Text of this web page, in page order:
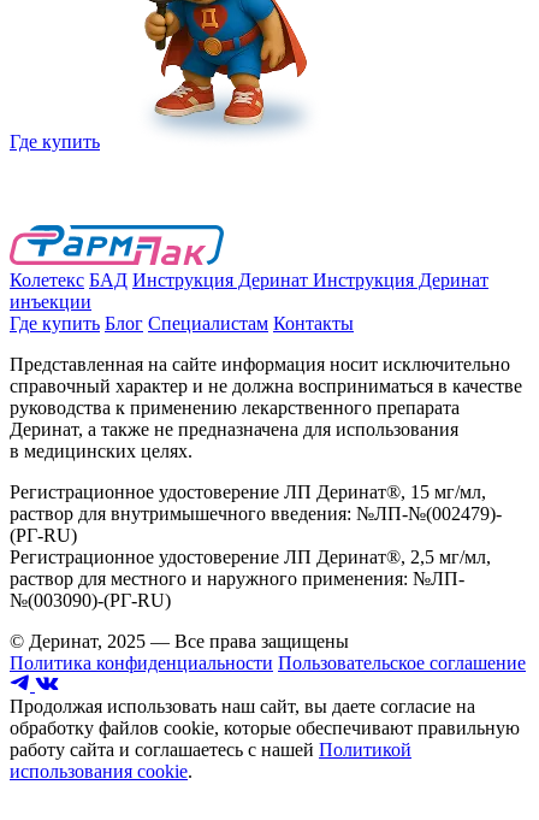
Где купить
Колетекс БАД Инструкция Деринат Инструкция Деринат
инъекции
Где купить Блог Специалистам Контакты
Представленная на сайте информация носит исключительно
справочный характер и не должна восприниматься в качестве
руководства к применению лекарственного препарата
Деринат, а также не предназначена для использования
в медицинских целях.
Регистрационное удостоверение ЛП Деринат®, 15 мг/мл,
раствор для внутримышечного введения: №ЛП-№(002479)-
(РГ-RU)
Регистрационное удостоверение ЛП Деринат®, 2,5 мг/мл,
раствор для местного и наружного применения: №ЛП-
№(003090)-(РГ-RU)
© Деринат, 2025 — Все права защищены
Политика конфиденциальности Пользовательское соглашение
Продолжая использовать наш сайт, вы даете согласие на
обработку файлов cookie, которые обеспечивают правильную
работу сайта и соглашаетесь с нашей Политикой
использования cookie.